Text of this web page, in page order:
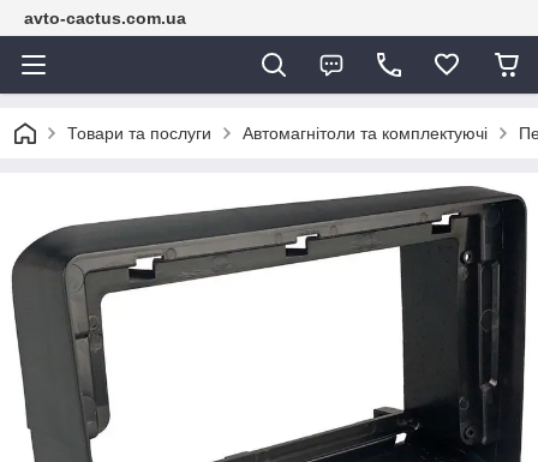
avto-cactus.com.ua
Товари та послуги Автомагнітоли та комплектуючі